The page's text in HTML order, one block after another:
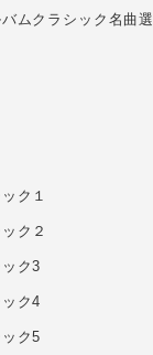
ムクラシック名曲選
ク１
ク２
ク3
ク4
ク5